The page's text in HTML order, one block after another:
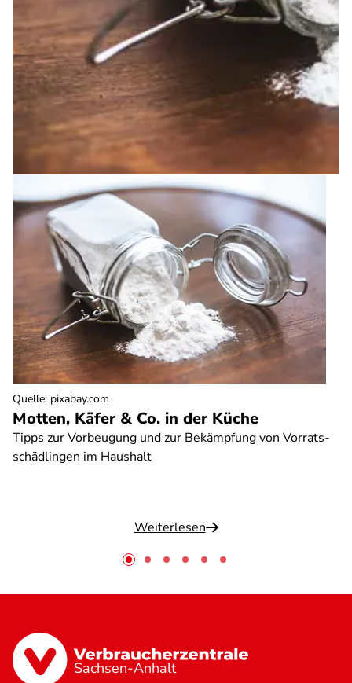
Motten, Käfer & Co. in der Küche
Tipps zur Vorbeugung und zur Bekämpfung von Vorrats-
schädlingen im Haushalt
Weiterlesen
Quelle: pixabay.com
Sachsen-Anhalt